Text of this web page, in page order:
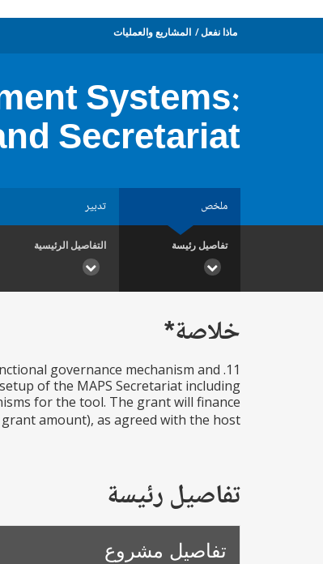
ماذا نفعل المشاريع والعمليات
Systems:
Secretariat
ملخص تدبير
تفاصيل رئيسة التفاصيل الرئيسية
خلاصة*
governance mechanism and
of the MAPS Secretariat including
for the tool. The grant will finance
amount), as agreed with the host...
تفاصيل رئيسة
تفاصيل مشروع